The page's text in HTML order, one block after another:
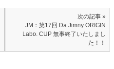
次の記事 »
JM：第17回 Da Jimny ORIGIN
Labo. CUP 無事終了いたしまし
た！！